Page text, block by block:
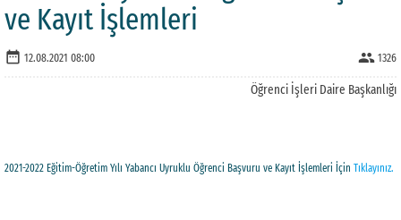
ve Kayıt İşlemleri
date_range 12.08.2021 08:00 people 1326
Öğrenci İşleri Daire Başkanlığı
2021-2022 Eğitim-Öğretim Yılı Yabancı Uyruklu Öğrenci Başvuru ve Kayıt İşlemleri İçin Tıklayınız.